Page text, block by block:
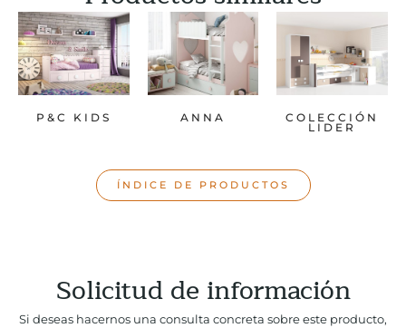
P&C KIDS ANNA COLECCIÓN
LIDER
ÍNDICE DE PRODUCTOS
Solicitud de información
Si deseas hacernos una consulta concreta sobre este producto,